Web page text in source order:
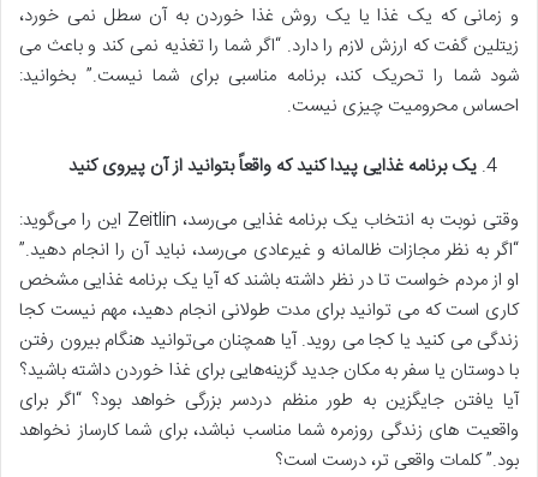
و زمانی که یک غذا یا یک روش غذا خوردن به آن سطل نمی خورد،
زیتلین گفت که ارزش لازم را دارد. “اگر شما را تغذیه نمی کند و باعث می
شود شما را تحریک کند، برنامه مناسبی برای شما نیست.” بخوانید:
احساس محرومیت چیزی نیست.
یک برنامه غذایی پیدا کنید که واقعاً بتوانید از آن پیروی کنید
وقتی نوبت به انتخاب یک برنامه غذایی می‌رسد، Zeitlin این را می‌گوید:
“اگر به نظر مجازات ظالمانه و غیرعادی می‌رسد، نباید آن را انجام دهید.”
او از مردم خواست تا در نظر داشته باشند که آیا یک برنامه غذایی مشخص
کاری است که می توانید برای مدت طولانی انجام دهید، مهم نیست کجا
زندگی می کنید یا کجا می روید. آیا همچنان می‌توانید هنگام بیرون رفتن
با دوستان یا سفر به مکان جدید گزینه‌هایی برای غذا خوردن داشته باشید؟
آیا یافتن جایگزین به طور منظم دردسر بزرگی خواهد بود؟ “اگر برای
واقعیت های زندگی روزمره شما مناسب نباشد، برای شما کارساز نخواهد
بود.” کلمات واقعی تر، درست است؟